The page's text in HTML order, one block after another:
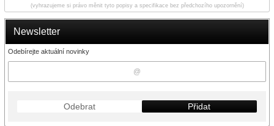
Newsletter
Odebírejte aktuální novinky
Odebrat Přidat
(vyhrazujeme si právo měnit tyto popisy a specifikace bez předchozího upozornění)